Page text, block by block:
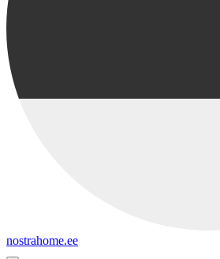
nostrahome.ee